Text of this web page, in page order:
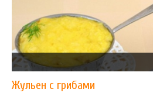
Жульен с грибами